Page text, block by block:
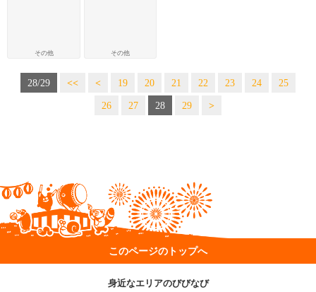
その他 その他
28/29 << < 19 20 21 22 23 24
25
26
27 28 29 >
このページのトップへ
身近なエリアのびびなび